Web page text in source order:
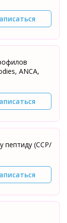
ANCA,
пептиду (ССР/